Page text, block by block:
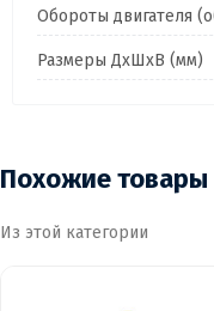
Обороты двигателя
Размеры ДхШхВ (мм)
Похожие товары
Из этой категории